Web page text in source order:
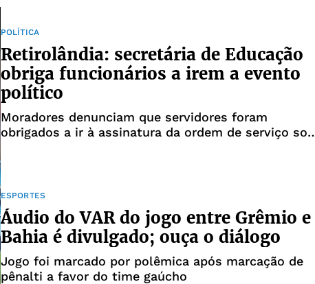
POLÍTICA
Retirolândia: secretária de Educação
obriga funcionários a irem a evento
político
Moradores denunciam que servidores foram
obrigados a ir à assinatura da ordem de serviço sob
ESPORTES
Áudio do VAR do jogo entre Grêmio e
Bahia é divulgado; ouça o diálogo
Jogo foi marcado por polêmica após marcação de
pênalti a favor do time gaúcho